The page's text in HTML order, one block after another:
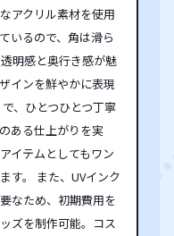
アクリル素材を使用
いるので、角は滑ら
明感と奥行き感が魅
インを鮮やかに表現
、ひとつひとつ丁寧
ある仕上がりを実
イテムとしてもワン
す。 また、UVインク
なため、初期費用を
ズを制作可能。コス